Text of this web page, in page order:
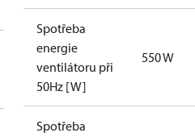
Spotřeba
energie
ventilátoru při
50Hz [W]
550 W
Spotřeba